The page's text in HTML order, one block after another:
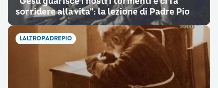
sorridere alla vita”: la lezione di Padre Pio
LALTROPADREPIO